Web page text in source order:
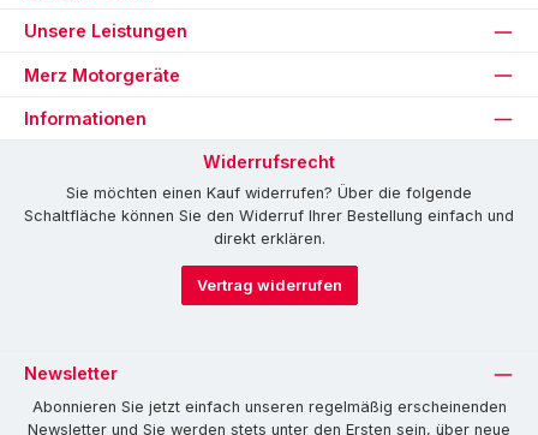
Unsere Leistungen
Merz Motorgeräte
Informationen
Widerrufsrecht
Sie möchten einen Kauf widerrufen? Über die folgende
Schaltfläche können Sie den Widerruf Ihrer Bestellung einfach und
direkt erklären.
Vertrag widerrufen
Newsletter
Abonnieren Sie jetzt einfach unseren regelmäßig erscheinenden
Newsletter und Sie werden stets unter den Ersten sein, über neue